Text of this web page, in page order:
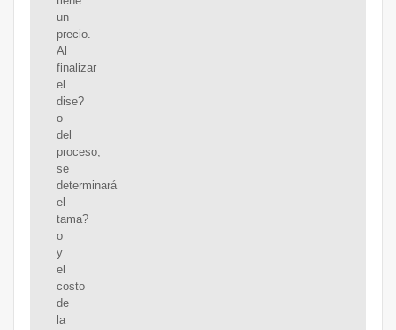
un
precio.
Al
finalizar
el
dise?
o
del
proceso,
se
determinará
el
tama?
o
y
el
costo
de
la